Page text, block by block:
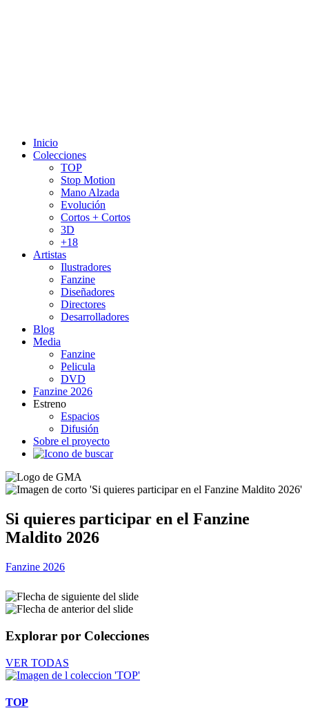
Inicio
Colecciones
TOP
Stop Motion
Mano Alzada
Evolución
Cortos + Cortos
3D
+18
Artistas
Ilustradores
Fanzine
Diseñadores
Directores
Desarrolladores
Blog
Media
Fanzine
Pelicula
DVD
Fanzine 2026
Estreno
Espacios
Difusión
Sobre el proyecto
Si quieres participar en el Fanzine
Maldito 2026
Fanzine 2026
Explorar por Colecciones
VER TODAS
TOP